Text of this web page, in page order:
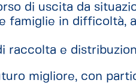
di uscita da
famiglie in difficoltà,
raccolta e
migliore, con